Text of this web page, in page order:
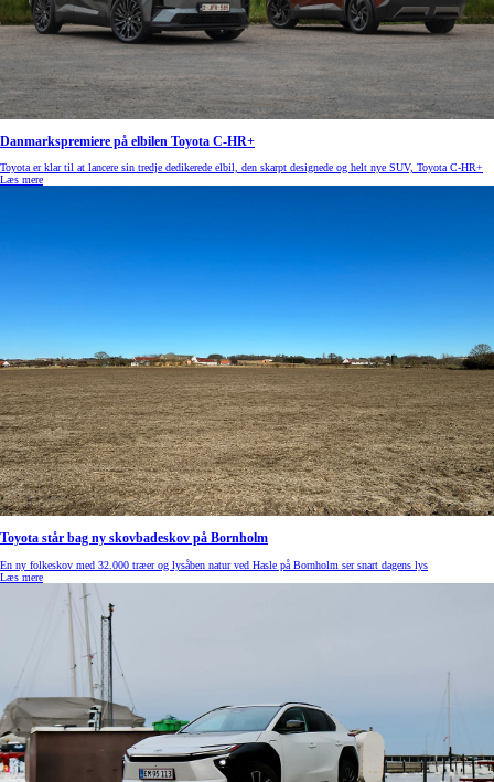
Danmarkspremiere på elbilen Toyota C-HR+
Toyota er klar til at lancere sin tredje dedikerede elbil, den skarpt designede og helt nye SUV, Toyota C-HR+
Læs mere
Toyota står bag ny skovbadeskov på Bornholm
En ny folkeskov med 32.000 træer og lysåben natur ved Hasle på Bornholm ser snart dagens lys
Læs mere